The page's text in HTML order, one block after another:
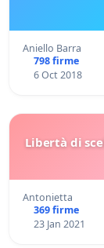
Aniello Barra
798 firme
6 Oct 2018
Libertà di
Antonietta
369 firme
23 Jan 2021